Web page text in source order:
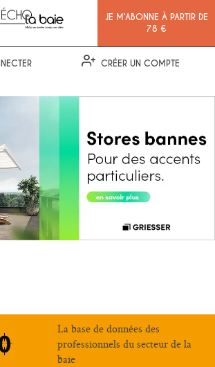
JE M’ABONNE À PARTIR DE
78 €
CRÉER UN COMPTE
La base de données des
professionnels du secteur de la
baie